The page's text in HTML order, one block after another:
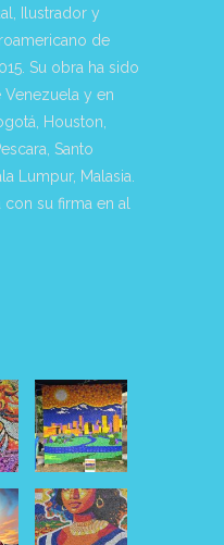
Ilustrador y
de
Su obra ha sido
y en
Houston,
Santo
Lumpur, Malasia.
su firma en al